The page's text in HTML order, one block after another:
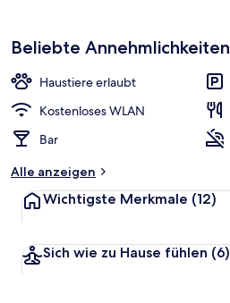
Beliebte Annehmlichkeiten
Haustiere erlaubt
Kostenloses WLAN
Bar
Alle anzeigen
Wichtigste Merkmale (12)
Sich wie zu Hause fühlen (6)